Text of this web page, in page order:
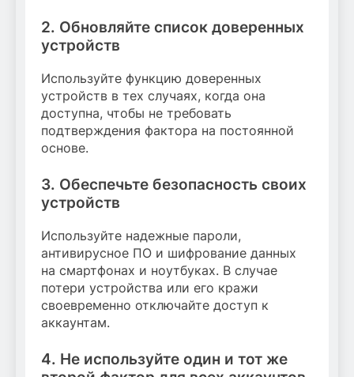
2. Обновляйте список доверенных
устройств
Используйте функцию доверенных
устройств в тех случаях, когда она
доступна, чтобы не требовать
подтверждения фактора на постоянной
основе.
3. Обеспечьте безопасность своих
устройств
Используйте надежные пароли,
антивирусное ПО и шифрование данных
на смартфонах и ноутбуках. В случае
потери устройства или его кражи
своевременно отключайте доступ к
аккаунтам.
4. Не используйте один и тот же